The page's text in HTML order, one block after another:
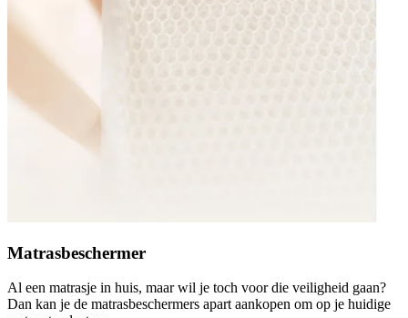
Matrasbeschermer
Al een matrasje in huis, maar wil je toch voor die veiligheid gaan?
Dan kan je de matrasbeschermers apart aankopen om op je huidige